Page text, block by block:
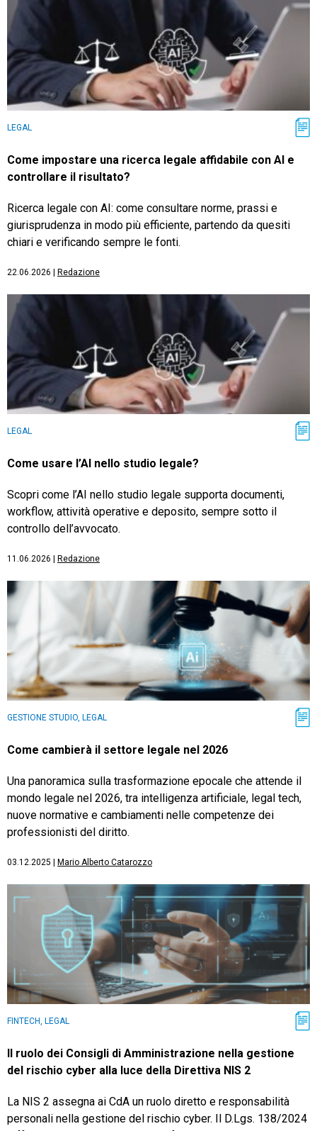
LEGAL
Come impostare una ricerca legale affidabile con AI e
controllare il risultato?
Ricerca legale con AI: come consultare norme, prassi e
giurisprudenza in modo più efficiente, partendo da quesiti
chiari e verificando sempre le fonti.
22.06.2026 Redazione
LEGAL
Come usare l’AI nello studio legale?
Scopri come l’AI nello studio legale supporta documenti,
workflow, attività operative e deposito, sempre sotto il
controllo dell’avvocato.
11.06.2026 Redazione
GESTIONE STUDIO, LEGAL
Come cambierà il settore legale nel 2026
Una panoramica sulla trasformazione epocale che attende il
mondo legale nel 2026, tra intelligenza artificiale, legal tech,
nuove normative e cambiamenti nelle competenze dei
professionisti del diritto.
03.12.2025 Mario Alberto Catarozzo
FINTECH, LEGAL
Il ruolo dei Consigli di Amministrazione nella gestione
del rischio cyber alla luce della Direttiva NIS 2
La NIS 2 assegna ai CdA un ruolo diretto e responsabilità
personali nella gestione del rischio cyber. Il D.Lgs. 138/2024